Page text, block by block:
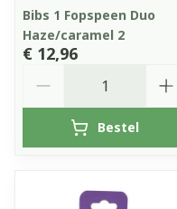
Bibs 1 Fopspeen Duo
Haze/caramel 2
€ 12,96
Bestel